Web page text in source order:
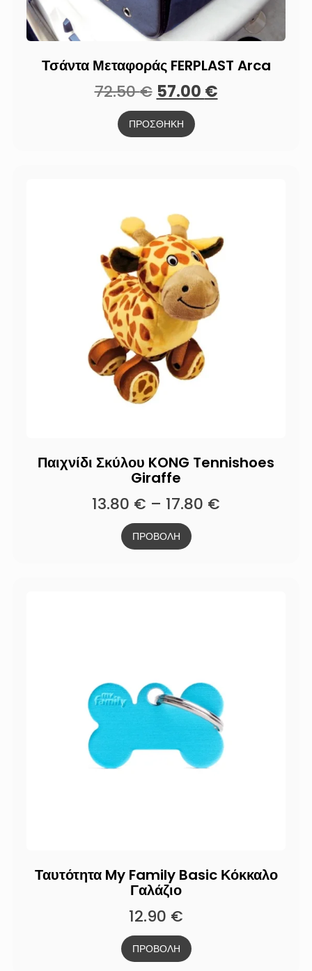
Τσάντα Μεταφοράς FERPLAST Arca
72.50€ 57.00 €
ΠΡΟΣΘΗΚΗ
Παιχνίδι Σκύλου KONG Tennishoes
Giraffe
13.80 € – 17.80 €
ΠΡΟΒΟΛΗ
Ταυτότητα My Family Basic Κόκκαλο
Γαλάζιο
12.90 €
ΠΡΟΒΟΛΗ